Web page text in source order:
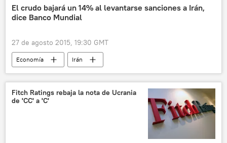
Confederación Nacional del Transporte de Carga
mapuches
noticias
El crudo bajará un 14% al levantarse sanciones a Irán,
dice Banco Mundial
27 de agosto 2015, 19:30 GMT
Economía
Irán
Shantayanan Devarajan
Banco Mundial
crudo
petróleo
Crisis del mercado petrolero mundial
Fitch Ratings rebaja la nota de Ucrania
de 'CC' a 'C'